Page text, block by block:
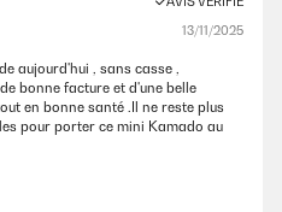
13/11/2025
aujourd'hui , sans casse ,
bonne facture et d'une belle
en bonne santé .Il ne reste plus
pour porter ce mini Kamado au